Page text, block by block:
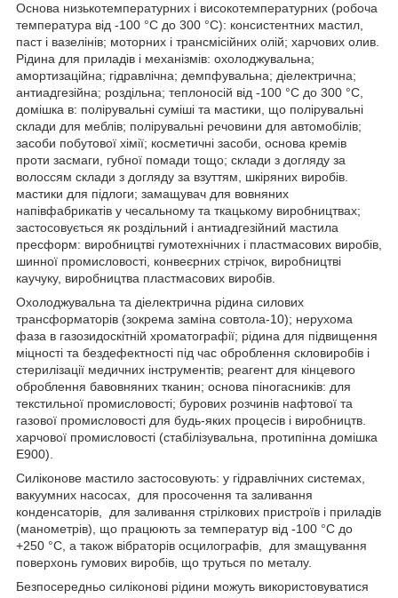
Основа низькотемпературних і високотемпературних (робоча
температура від -100 °C до 300 °C): консистентних мастил,
паст і вазелінів; моторних і трансмісійних олій; харчових олив.
Рідина для приладів і механізмів: охолоджувальна;
амортизаційна; гідравлічна; демпфувальна; діелектрична;
антиадгезійна; роздільна; теплоносій від -100 °C до 300 °C,
домішка в: полірувальні суміші та мастики, що полірувальні
склади для меблів; полірувальні речовини для автомобілів;
засоби побутової хімії; косметичні засоби, основа кремів
проти засмаги, губної помади тощо; склади з догляду за
волоссям склади з догляду за взуттям, шкіряних виробів.
мастики для підлоги; замащувач для вовняних
напівфабрикатів у чесальному та ткацькому виробництвах;
застосовується як роздільний і антиадгезійний мастила
пресформ: виробництві гумотехнічних і пластмасових виробів,
шинної промисловості, конвеєрних стрічок, виробництві
каучуку, виробництва пластмасових виробів.
Охолоджувальна та діелектрична рідина силових
трансформаторів (зокрема заміна совтола-10); нерухома
фаза в газозидоскітній хроматографії; рідина для підвищення
міцності та бездефектності під час оброблення скловиробів і
стерилізації медичних інструментів; реагент для кінцевого
оброблення бавовняних тканин; основа піногасників: для
текстильної промисловості; бурових розчинів нафтової та
газової промисловості для будь-яких процесів і виробництв.
харчової промисловості (стабілізувальна, протипінна домішка
Е900).
Силіконове мастило застосовують: у гідравлічних системах,
вакуумних насосах, для просочення та заливання
конденсаторів, для заливання стрілкових пристроїв і приладів
(манометрів), що працюють за температур від -100 °C до
+250 °C, а також вібраторів осцилографів, для змащування
поверхонь гумових виробів, що труться по металу.
Безпосередньо силіконові рідини можуть використовуватися